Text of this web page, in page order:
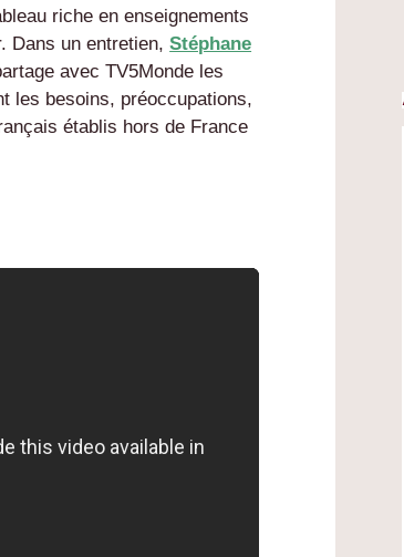
riche en enseignements
Dans un entretien,Stéphane
avec TV5Monde les
les besoins, préoccupations,
établis hors de France